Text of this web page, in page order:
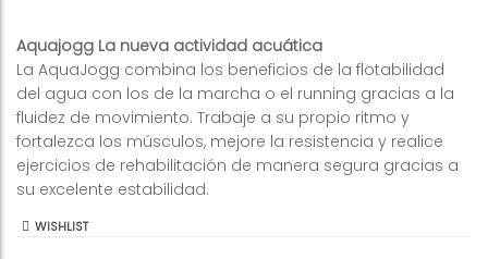
Aquajogg La nueva actividad acuática
La AquaJogg combina los beneficios de la flotabilidad
del agua con los de la marcha o el running gracias a la
fluidez de movimiento. Trabaje a su propio ritmo y
fortalezca los músculos, mejore la resistencia y realice
ejercicios de rehabilitación de manera segura gracias a
su excelente estabilidad.
WISHLIST